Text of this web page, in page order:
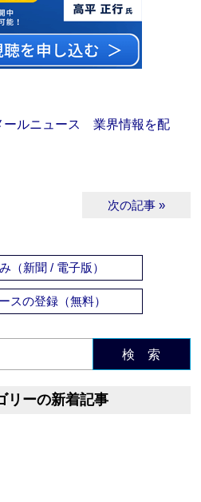
ルニュース 業界情報を配
次の記事 »
（新聞 / 電子版）
スの登録（無料）
検 索
リーの新着記事